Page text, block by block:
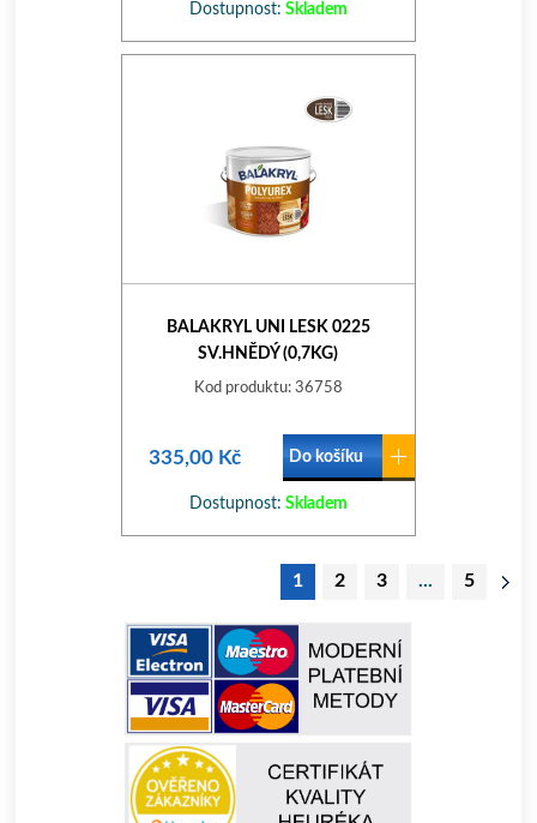
Dostupnost: Skladem
BALAKRYL UNI LESK 0225
SV.HNĚDÝ (0,7KG)
Kod produktu: 36758
335,00 Kč Do košíku
Dostupnost: Skladem
1 2 3 ... 5